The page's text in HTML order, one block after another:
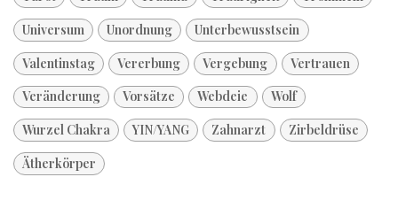
Universum
Unordnung
Unterbewusstsein
Valentinstag
Vererbung Vergebung
Vertrauen
Veränderung
Vorsätze Webdeie
Wolf
Wurzel Chakra
YIN/YANG Zahnarzt
Zirbeldrüse
Ätherkörper